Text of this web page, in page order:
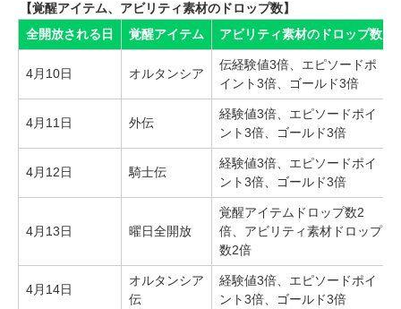
【覚醒アイテム、アビリティ素材のドロップ数】
全開放される日
覚醒アイテム アビリティ素材のドロップ数
4月10日 オルタンシア
伝経験値3倍、エピソードポ
イント3倍、ゴールド3倍
4月11日 外伝
経験値3倍、エピソードポイ
ント3倍、ゴールド3倍
4月12日 騎士伝
経験値3倍、エピソードポイ
ント3倍、ゴールド3倍
4月13日 曜日全開放
覚醒アイテムドロップ数2
倍、アビリティ素材ドロップ
数2倍
4月14日
オルタンシア
伝
経験値3倍、エピソードポイ
ント3倍、ゴールド3倍